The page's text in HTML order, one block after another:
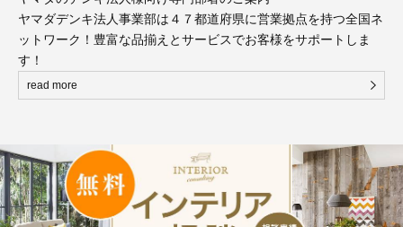
ヤマダデンキ法人事業部は４７都道府県に営業拠点を持つ全国ネ
ットワーク！豊富な品揃えとサービスでお客様をサポートしま
す！
read more